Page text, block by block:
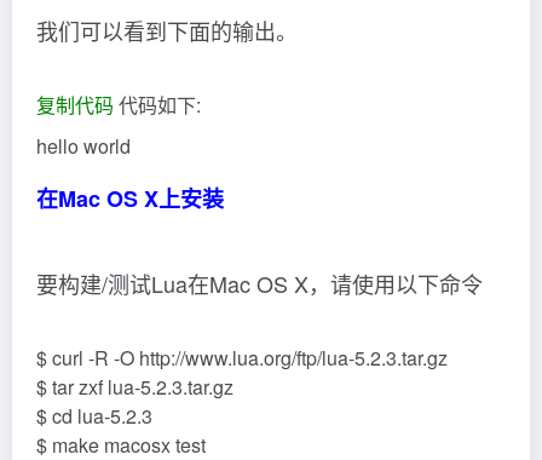
我们可以看到下面的输出。
复制代码 代码如下:
hello world
在Mac OS X上安装
要构建/测试Lua在Mac OS X，请使用以下命令
$ curl -R -O http://www.lua.org/ftp/lua-5.2.3.tar.gz
$ tar zxf lua-5.2.3.tar.gz
$ cd lua-5.2.3
$ make macosx test